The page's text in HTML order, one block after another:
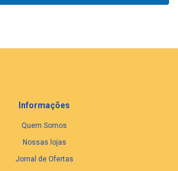
Informações
Quem Somos
Nossas lojas
Jornal de Ofertas